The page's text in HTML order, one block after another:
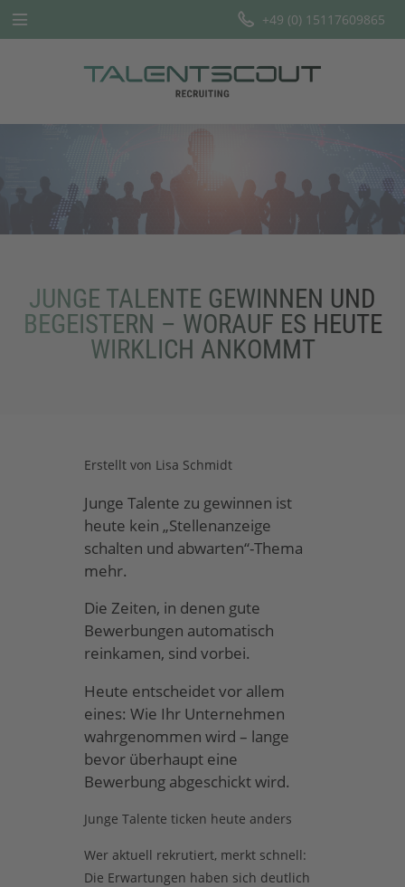
+49 (0) 15117609865
JUNGE TALENTE GEWINNEN UND
BEGEISTERN – WORAUF ES HEUTE
WIRKLICH ANKOMMT
Erstellt von Lisa Schmidt
Junge Talente zu gewinnen ist
heute kein „Stellenanzeige
schalten und abwarten“-Thema
mehr.
Die Zeiten, in denen gute
Bewerbungen automatisch
reinkamen, sind vorbei.
Heute entscheidet vor allem
eines: Wie Ihr Unternehmen
wahrgenommen wird – lange
bevor überhaupt eine
Bewerbung abgeschickt wird.
Junge Talente ticken heute anders
Wer aktuell rekrutiert, merkt schnell:
Die Erwartungen haben sich deutlich